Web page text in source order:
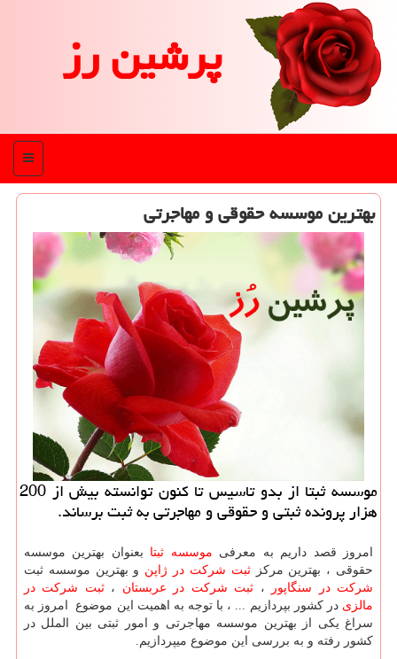
پرشین رز
منو
بهترین موسسه حقوقی و مهاجرتی
موسسه ثبتا از بدو تاسیس تا كنون توانسته بیش از 200
هزار پرونده ثبتی و حقوقی و مهاجرتی به ثبت برساند.
امروز قصد داریم به معرفی موسسه ثبتا بعنوان بهترین موسسه
حقوقی ، بهترین مرکزثبت شرکت در ژاپن و بهترین موسسه ثبت
شرکت در سنگاپور
، ثبت شرکت در عربستان ،ثبت شرکت در
مالزی در کشور بپردازیم ... ، با توجه به اهمیت این موضوع امروز به
سراغ یکی از بهترین موسسه مهاجرتی و امور ثبتی بین الملل در
کشور رفته و به بررسی این موضوع میپردازیم.